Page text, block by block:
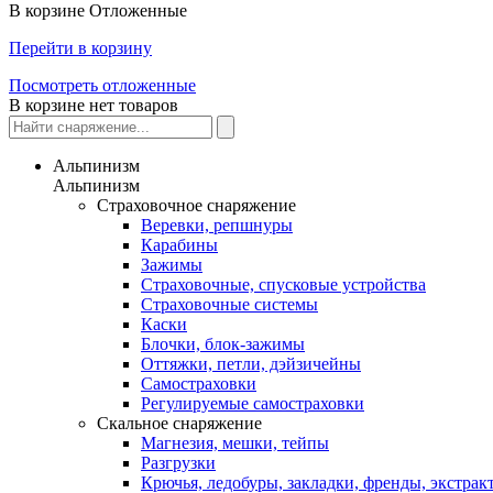
В корзине Отложенные
Перейти в корзину
Посмотреть отложенные
В корзине нет товаров
Альпинизм
Альпинизм
Страховочное снаряжение
Веревки, репшнуры
Карабины
Зажимы
Страховочные, спусковые устройства
Страховочные системы
Каски
Блочки, блок-зажимы
Оттяжки, петли, дэйзичейны
Самостраховки
Регулируемые самостраховки
Скальное снаряжение
Магнезия, мешки, тейпы
Разгрузки
Крючья, ледобуры, закладки, френды,